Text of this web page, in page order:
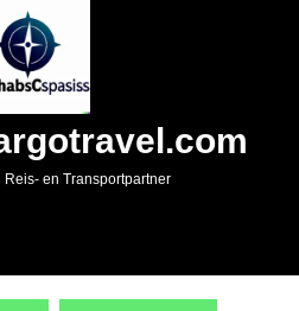
en Transportpartner